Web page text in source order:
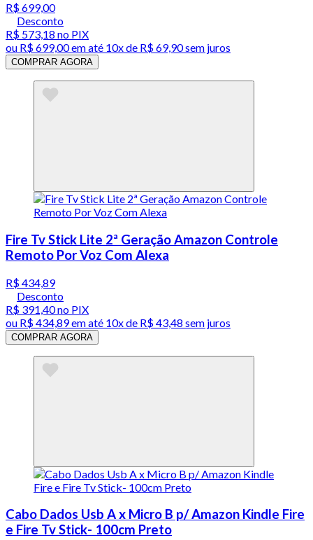
R$ 699,00
Desconto
R$ 573,18 no PIX
ou R$ 699,00em até 10x de R$ 69,90 sem juros
COMPRAR AGORA
Fire Tv Stick Lite 2ª Geração Amazon Controle
Remoto Por Voz Com Alexa
R$ 434,89
Desconto
R$ 391,40no PIX
ou R$ 434,89em até 10x de R$ 43,48 sem juros
COMPRAR AGORA
Cabo Dados Usb A x Micro B p/ Amazon Kindle Fire
e Fire Tv Stick- 100cm Preto